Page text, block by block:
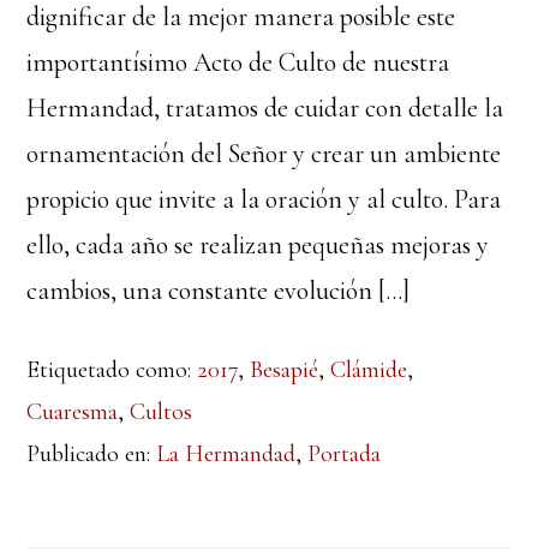
dignificar de la mejor manera posible este
importantísimo Acto de Culto de nuestra
Hermandad, tratamos de cuidar con detalle la
ornamentación del Señor y crear un ambiente
propicio que invite a la oración y al culto. Para
ello, cada año se realizan pequeñas mejoras y
cambios, una constante evolución […]
Etiquetado como: 2017, Besapié,Clámide,
Cuaresma,Cultos
Publicado en: La Hermandad, Portada